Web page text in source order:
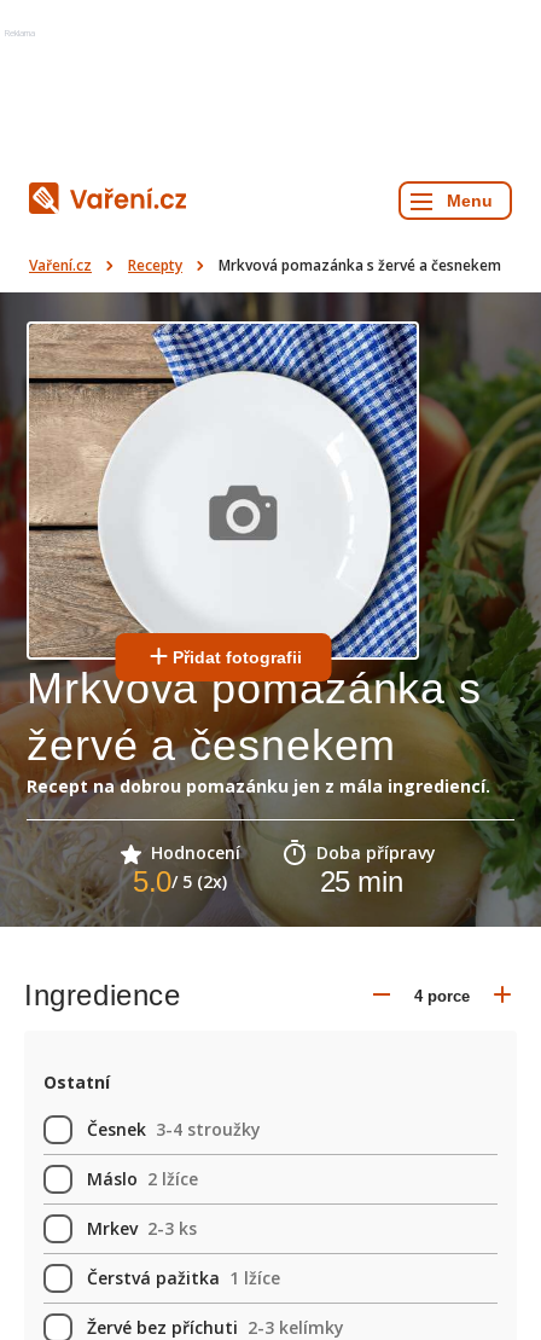
Reklama
Vaření.cz Recepty Mrkvová pomazánka s žervé a česnekem
Přidat fotografii
Mrkvová pomazánka s
žervé a česnekem
Recept na dobrou pomazánku jen z mála ingrediencí.
Hodnocení
5.0/ 5 (2x)
Doba přípravy
25min
Ingredience
Ostatní
Česnek 3-4 stroužky
Máslo 2 lžíce
Mrkev 2-3 ks
Čerstvá pažitka 1 lžíce
Žervé bez příchuti 2-3 kelímky